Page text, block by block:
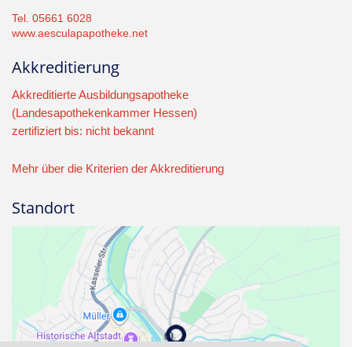
Tel. 05661 6028
www.aesculapapotheke.net
Akkreditierung
Akkreditierte Ausbildungsapotheke
(Landesapothekenkammer Hessen)
zertifiziert bis: nicht bekannt
Mehr über die Kriterien der Akkreditierung
Standort